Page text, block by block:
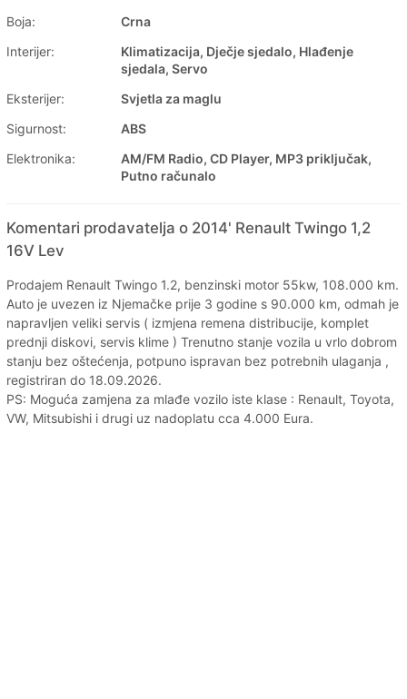
Boja:
Crna
Interijer:
Klimatizacija, Dječje sjedalo, Hlađenje
sjedala, Servo
Eksterijer:
Svjetla za maglu
Sigurnost:
ABS
Elektronika:
AM/FM Radio, CD Player, MP3 priključak,
Putno računalo
Komentari prodavatelja o 2014' Renault Twingo 1,2
16V Lev
Prodajem Renault Twingo 1.2, benzinski motor 55kw, 108.000 km.
Auto je uvezen iz Njemačke prije 3 godine s 90.000 km, odmah je
napravljen veliki servis ( izmjena remena distribucije, komplet
prednji diskovi, servis klime ) Trenutno stanje vozila u vrlo dobrom
stanju bez oštećenja, potpuno ispravan bez potrebnih ulaganja ,
registriran do 18.09.2026.
PS: Moguća zamjena za mlađe vozilo iste klase : Renault, Toyota,
VW, Mitsubishi i drugi uz nadoplatu cca 4.000 Eura.